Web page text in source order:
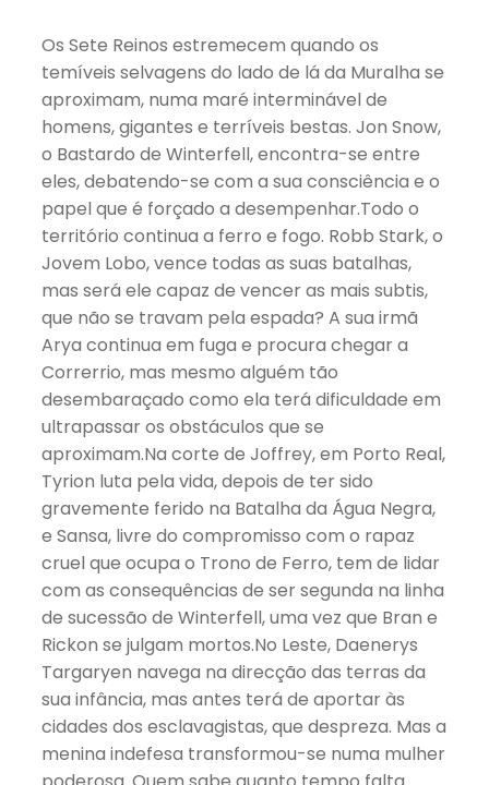
Os Sete Reinos estremecem quando os
temíveis selvagens do lado de lá da Muralha se
aproximam, numa maré interminável de
homens, gigantes e terríveis bestas. Jon Snow,
o Bastardo de Winterfell, encontra-se entre
eles, debatendo-se com a sua consciência e o
papel que é forçado a desempenhar.Todo o
território continua a ferro e fogo. Robb Stark, o
Jovem Lobo, vence todas as suas batalhas,
mas será ele capaz de vencer as mais subtis,
que não se travam pela espada? A sua irmã
Arya continua em fuga e procura chegar a
Correrrio, mas mesmo alguém tão
desembaraçado como ela terá dificuldade em
ultrapassar os obstáculos que se
aproximam.Na corte de Joffrey, em Porto Real,
Tyrion luta pela vida, depois de ter sido
gravemente ferido na Batalha da Água Negra,
e Sansa, livre do compromisso com o rapaz
cruel que ocupa o Trono de Ferro, tem de lidar
com as consequências de ser segunda na linha
de sucessão de Winterfell, uma vez que Bran e
Rickon se julgam mortos.No Leste, Daenerys
Targaryen navega na direcção das terras da
sua infância, mas antes terá de aportar às
cidades dos esclavagistas, que despreza. Mas a
menina indefesa transformou-se numa mulher